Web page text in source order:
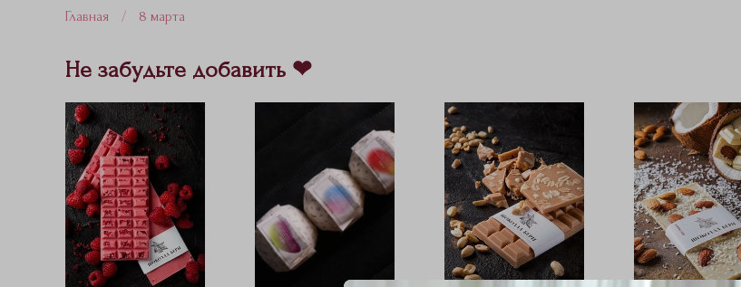
Главная 8 марта
Не забудьте добавить ❤